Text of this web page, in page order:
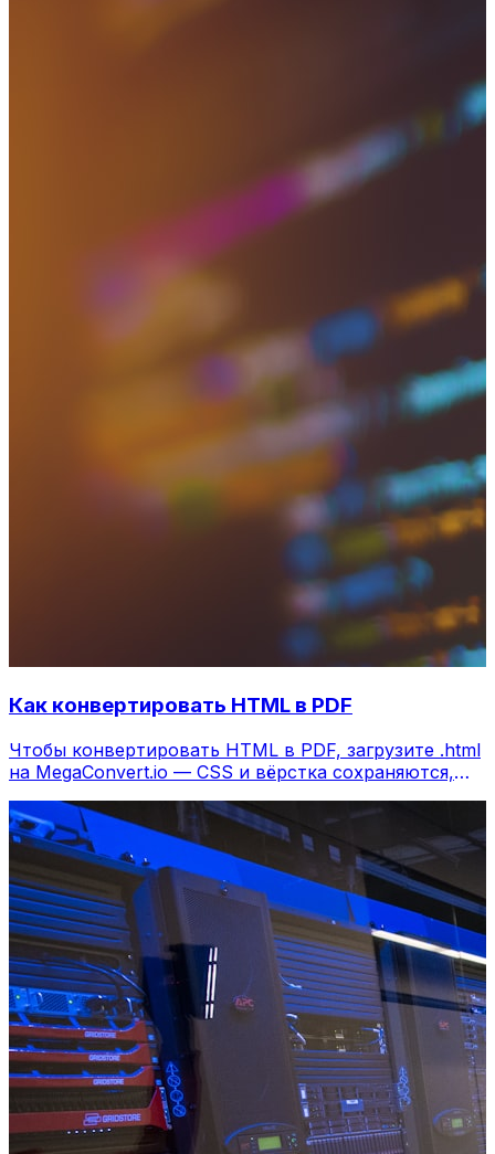
Как конвертировать HTML в PDF
Чтобы конвертировать HTML в PDF, загрузите .html
на MegaConvert.io — CSS и вёрстка сохраняются,